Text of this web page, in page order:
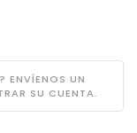
ENVÍENOS UN
SU CUENTA.